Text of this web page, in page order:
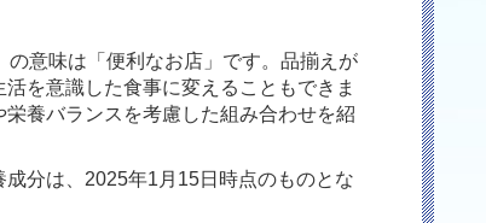
意味は「便利なお店」です。品揃えが
を意識した食事に変えることもできま
養バランスを考慮した組み合わせを紹
分は、2025年1月15日時点のものとな